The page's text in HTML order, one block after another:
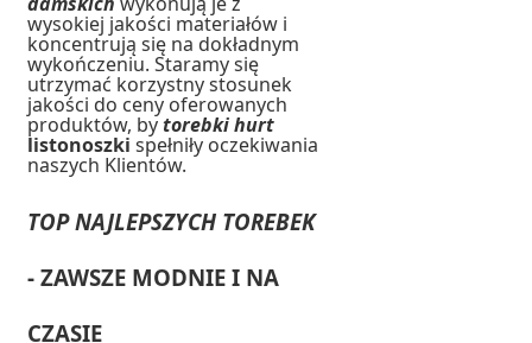
wysokiej jakości materiałów i
koncentrują się na dokładnym
wykończeniu. Staramy się
utrzymać korzystny stosunek
jakości do ceny oferowanych
produktów, bytorebki hurt
listonoszkispełniły oczekiwania
naszych Klientów.
TOP NAJLEPSZYCH TOREBEK
- ZAWSZE MODNIE I NA
CZASIE